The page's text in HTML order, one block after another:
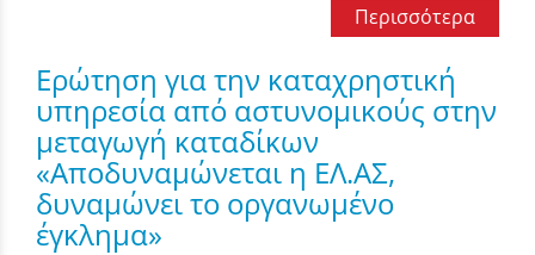
Περισσότερα
Ερώτηση για την καταχρηστική
υπηρεσία από αστυνομικούς στην
μεταγωγή καταδίκων
«Αποδυναμώνεται η ΕΛ.ΑΣ,
δυναμώνει το οργανωμένο
έγκλημα»